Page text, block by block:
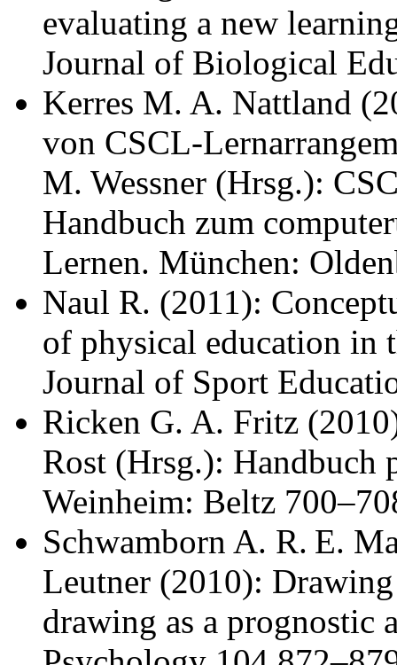
evaluating a new
Journal of Biological
Kerres M. A. Nattland
von CSCL-
M. Wessner (Hrsg.):
Handbuch zum
Lernen. München:
Naul R. (2011):
of physical education in
Journal of Sport
Ricken G. A. Fritz
Rost (Hrsg.): Handbuch
Weinheim: Beltz
Schwamborn A. R. E.
Leutner (2010):
drawing as a prognostic